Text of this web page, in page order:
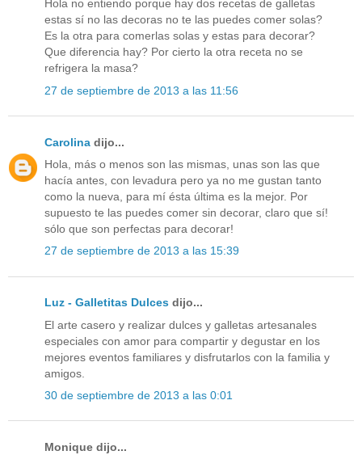
Hola no entiendo porque hay dos recetas de galletas
estas sí no las decoras no te las puedes comer solas?
Es la otra para comerlas solas y estas para decorar?
Que diferencia hay? Por cierto la otra receta no se
refrigera la masa?
27 de septiembre de 2013 a las 11:56
Carolina dijo...
Hola, más o menos son las mismas, unas son las que
hacía antes, con levadura pero ya no me gustan tanto
como la nueva, para mí ésta última es la mejor. Por
supuesto te las puedes comer sin decorar, claro que sí!
sólo que son perfectas para decorar!
27 de septiembre de 2013 a las 15:39
Luz - Galletitas Dulces dijo...
El arte casero y realizar dulces y galletas artesanales
especiales con amor para compartir y degustar en los
mejores eventos familiares y disfrutarlos con la familia y
amigos.
30 de septiembre de 2013 a las 0:01
Monique dijo...